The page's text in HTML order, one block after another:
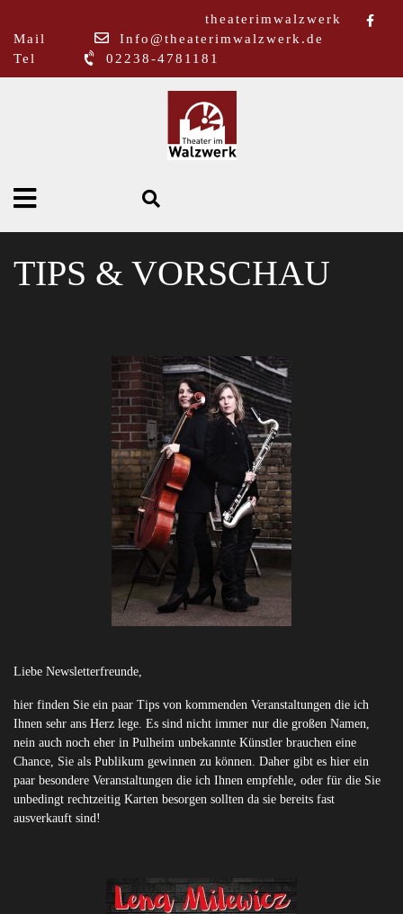
theaterimwalzwerk
Mail
Info@theaterimwalzwerk.de
Tel
02238-4781181
TIPS & VORSCHAU
Liebe Newsletterfreunde,
hier finden Sie ein paar Tips von kommenden Veranstaltungen die ich
Ihnen sehr ans Herz lege. Es sind nicht immer nur die großen Namen,
nein auch noch eher in Pulheim unbekannte Künstler brauchen eine
Chance, Sie als Publikum gewinnen zu können. Daher gibt es hier ein
paar besondere Veranstaltungen die ich Ihnen empfehle, oder für die Sie
unbedingt rechtzeitig Karten besorgen sollten da sie bereits fast
ausverkauft sind!